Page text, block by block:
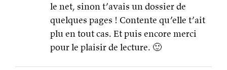
le net, sinon t’avais un dossier de
quelques pages ! Contente qu’elle t’ait
plu en tout cas. Et puis encore merci
pour le plaisir de lecture. 🙂